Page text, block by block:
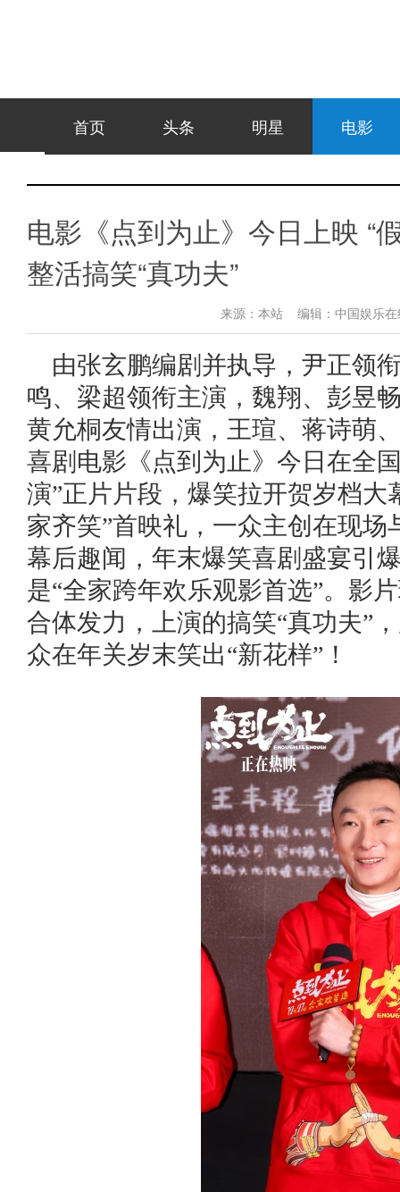
首页 头条 明星 电影
电影《点到为止》今日上映 “
整活搞笑“真功夫”
来源： 本站 编辑： 中国娱乐
由张玄鹏编剧并执导，尹正领
鸣、梁超领衔主演，魏翔、彭昱
黄允桐友情出演，王瑄、蒋诗萌
喜剧电影《点到为止》今日在全
演”正片片段，爆笑拉开贺岁档
家齐笑”首映礼，一众主创在现
幕后趣闻，年末爆笑喜剧盛宴引
是“全家跨年欢乐观影首选”。影
合体发力，上演的搞笑“真功夫”
众在年关岁末笑出“新花样”！